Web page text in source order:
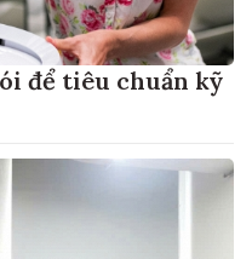
để tiêu chuẩn kỹ